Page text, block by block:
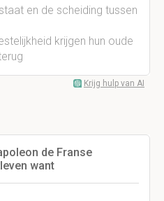
en de scheiding tussen
krijgen hun oude
Krijg hulp van AI
de Franse
want